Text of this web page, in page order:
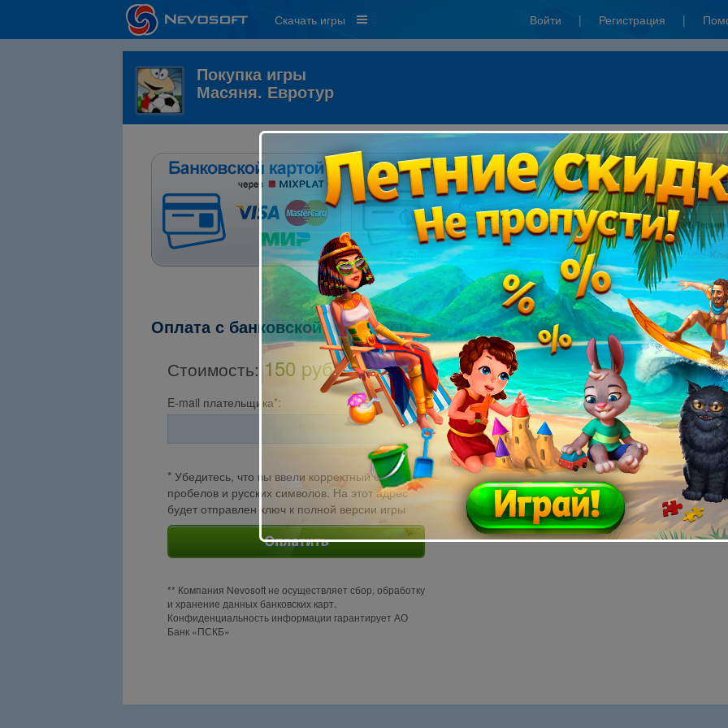
Скачать игры Войти | Регистрация |
Покупка игры
Масяня. Евротур
Оплата с банковской карты через систему ПСКБ:
Стоимость: 150 pуб.
E-mail плательщика*:
* Убедитесь, что вы ввели корректный email без
пробелов и русских символов. На этот адрес
будет отправлен ключ к полной версии игры
** Компания Nevosoft не осуществляет сбор, обработку
и хранение данных банковских карт.
Конфиденциальность информации гарантирует АО
Банк «ПСКБ»